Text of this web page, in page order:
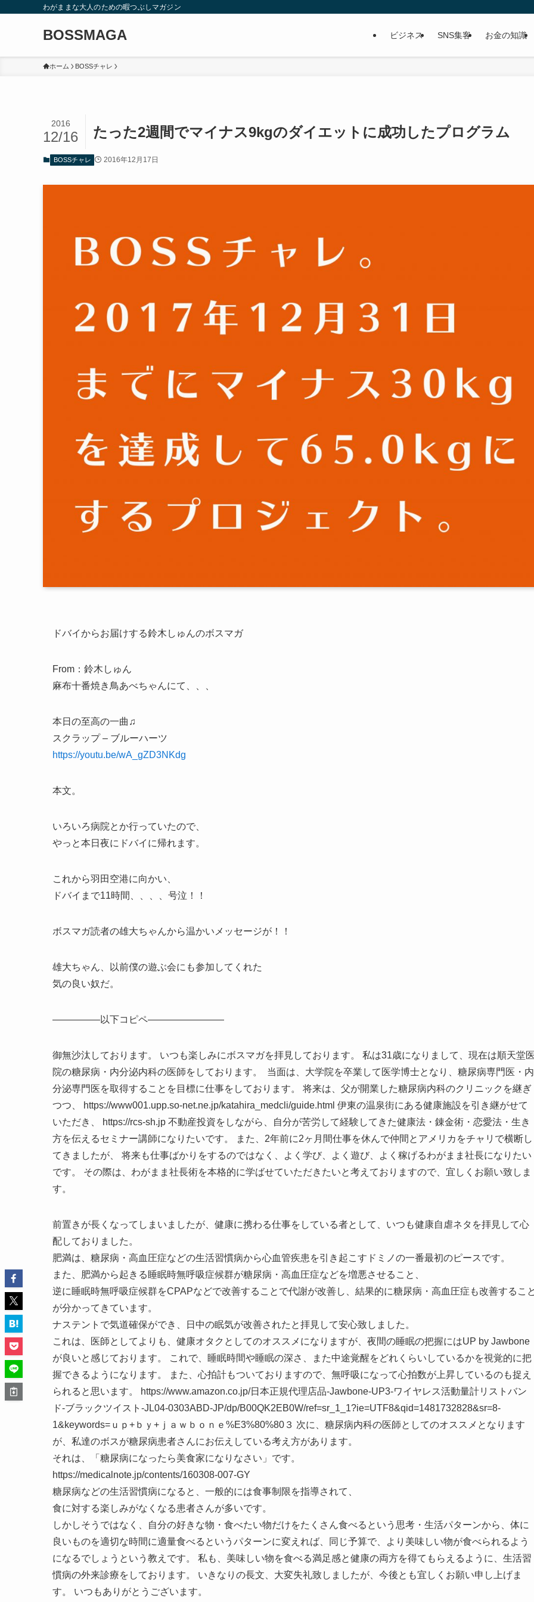
わがままな大人のための暇つぶしマガジン
BOSSMAGA ビジネス SNS集客 お金の知識
ホーム BOSSチャレ
たった2週間でマイナス9kgのダイエットに成功したプログラム
2016
12/16
BOSSチャレ 2016年12月17日
ドバイからお届けする鈴木しゅんのボスマガ
From：鈴木しゅん
麻布十番焼き鳥あべちゃんにて、、、
本日の至高の一曲♫
スクラップ – ブルーハーツ
https://youtu.be/wA_gZD3NKdg
本文。
いろいろ病院とか行っていたので、
やっと本日夜にドバイに帰れます。
これから羽田空港に向かい、
ドバイまで11時間、、、、号泣！！
ボスマガ読者の雄大ちゃんから温かいメッセージが！！
雄大ちゃん、以前僕の遊ぶ会にも参加してくれた
気の良い奴だ。
—————以下コピペ————————
御無沙汰しております。 いつも楽しみにボスマガを拝見しております。 私は31歳になりまして、現在は順天堂
院の糖尿病・内分泌内科の医師をしております。 当面は、大学院を卒業して医学博士となり、糖尿病専門医・内
分泌専門医を取得することを目標に仕事をしております。 将来は、父が開業した糖尿病内科のクリニックを継ぎ
つつ、 https://www001.upp.so-net.ne.jp/katahira_medcli/guide.html 伊東の温泉街にある健康施設を引き継がせて
いただき、 https://rcs-sh.jp 不動産投資をしながら、自分が苦労して経験してきた健康法・錬金術・恋愛法・生き
方を伝えるセミナー講師になりたいです。 また、2年前に2ヶ月間仕事を休んで仲間とアメリカをチャリで横断し
てきましたが、 将来も仕事ばかりをするのではなく、よく学び、よく遊び、よく稼げるわがまま社長になりたい
です。 その際は、わがまま社長術を本格的に学ばせていただきたいと考えておりますので、宜しくお願い致しま
す。
前置きが長くなってしまいましたが、健康に携わる仕事をしている者として、いつも健康自虐ネタを拝見して心
配しておりました。
肥満は、糖尿病・高血圧症などの生活習慣病から心血管疾患を引き起こすドミノの一番最初のピースです。
また、肥満から起きる睡眠時無呼吸症候群が糖尿病・高血圧症などを増悪させること、
逆に睡眠時無呼吸症候群をCPAPなどで改善することで代謝が改善し、結果的に糖尿病・高血圧症も改善するこ
が分かってきています。
ナステントで気道確保ができ、日中の眠気が改善されたと拝見して安心致しました。
これは、医師としてよりも、健康オタクとしてのオススメになりますが、夜間の睡眠の把握にはUP by Jawbone
が良いと感じております。 これで、睡眠時間や睡眠の深さ、また中途覚醒をどれくらいしているかを視覚的に把
握できるようになります。 また、心拍計もついておりますので、無呼吸になって心拍数が上昇しているのも捉え
られると思います。 https://www.amazon.co.jp/日本正規代理店品-Jawbone-UP3-ワイヤレス活動量計リストバン
ド-ブラックツイスト-JL04-0303ABD-JP/dp/B00QK2EB0W/ref=sr_1_1?ie=UTF8&qid=1481732828&sr=8-
1&keywords=ｕｐ+ｂｙ+ｊａｗｂｏｎｅ%E3%80%80３ 次に、糖尿病内科の医師としてのオススメとなります
が、私達のボスが糖尿病患者さんにお伝えしている考え方があります。
それは、「糖尿病になったら美食家になりなさい」です。
https://medicalnote.jp/contents/160308-007-GY
糖尿病などの生活習慣病になると、一般的には食事制限を指導されて、
食に対する楽しみがなくなる患者さんが多いです。
しかしそうではなく、自分の好きな物・食べたい物だけをたくさん食べるという思考・生活パターンから、体に
良いものを適切な時間に適量食べるというパターンに変えれば、同じ予算で、より美味しい物が食べられるよう
になるでしょうという教えです。 私も、美味しい物を食べる満足感と健康の両方を得てもらえるように、生活習
慣病の外来診療をしております。 いきなりの長文、大変失礼致しましたが、今後とも宜しくお願い申し上げま
す。 いつもありがとうございます。